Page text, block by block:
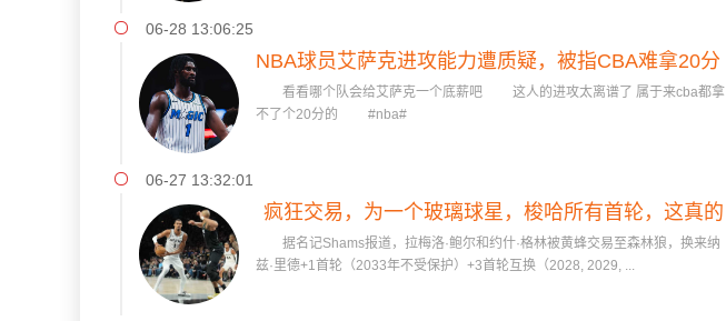
06-28 13:06:25
NBA球员艾萨克进攻能力遭质疑，被指CBA难拿20分
看看哪个队会给艾萨克一个底薪吧 这人的进攻太离谱了 属于来cba都拿
不了个20分的 #nba#
06-27 13:32:01
疯狂交易，为一个玻璃球星，梭哈所有首轮，这真的
能够赌赢吗
据名记Shams报道，拉梅洛·鲍尔和约什·格林被黄蜂交易至森林狼，换来纳
兹·里德+1首轮（2033年不受保护）+3首轮互换（2028, 2029, ...